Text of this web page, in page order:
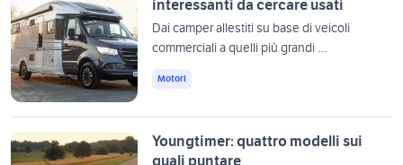
interessanti da cercare usati
Dai camper allestiti su base di veicoli
commerciali a quelli più grandi …
Motori
Youngtimer: quattro modelli sui
quali puntare